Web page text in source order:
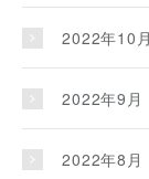
2022年10月
2022年9月
2022年8月